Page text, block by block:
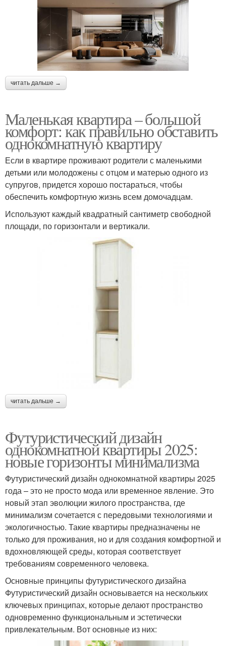
читать дальше →
Маленькая квартира – большой
комфорт: как правильно обставить
однокомнатную квартиру
Если в квартире проживают родители с маленькими
детьми или молодожены с отцом и матерью одного из
супругов, придется хорошо постараться, чтобы
обеспечить комфортную жизнь всем домочадцам.
Используют каждый квадратный сантиметр свободной
площади, по горизонтали и вертикали.
читать дальше →
Футуристический дизайн
однокомнатной квартиры 2025:
новые горизонты минимализма
Футуристический дизайн однокомнатной квартиры 2025
года – это не просто мода или временное явление. Это
новый этап эволюции жилого пространства, где
минимализм сочетается с передовыми технологиями и
экологичностью. Такие квартиры предназначены не
только для проживания, но и для создания комфортной и
вдохновляющей среды, которая соответствует
требованиям современного человека.
Основные принципы футуристического дизайна
Футуристический дизайн основывается на нескольких
ключевых принципах, которые делают пространство
одновременно функциональным и эстетически
привлекательным. Вот основные из них: